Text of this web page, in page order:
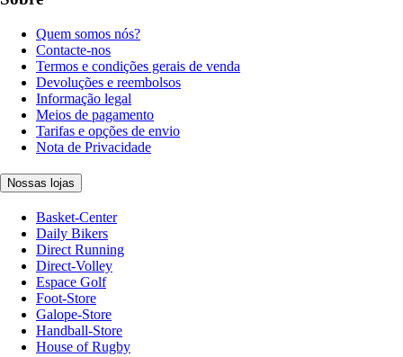
Quem somos nós?
Contacte-nos
Termos e condições gerais de venda
Devoluções e reembolsos
Informação legal
Meios de pagamento
Tarifas e opções de envio
Nota de Privacidade
Nossas lojas
Basket-Center
Daily Bikers
Direct Running
Direct-Volley
Espace Golf
Foot-Store
Galope-Store
Handball-Store
House of Rugby